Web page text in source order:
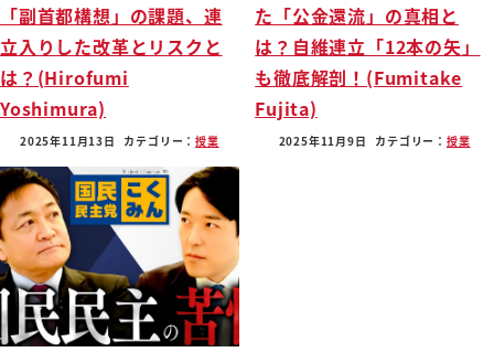
「副首都構想」の課題、連
立入りした改革とリスクと
は？(Hirofumi
Yoshimura)
2025年11月13日 カテゴリー：授業
た「公金還流」の真相と
は？自維連立「12本の矢」
も徹底解剖！(Fumitake
Fujita)
2025年11月9日 カテゴリー： 授業